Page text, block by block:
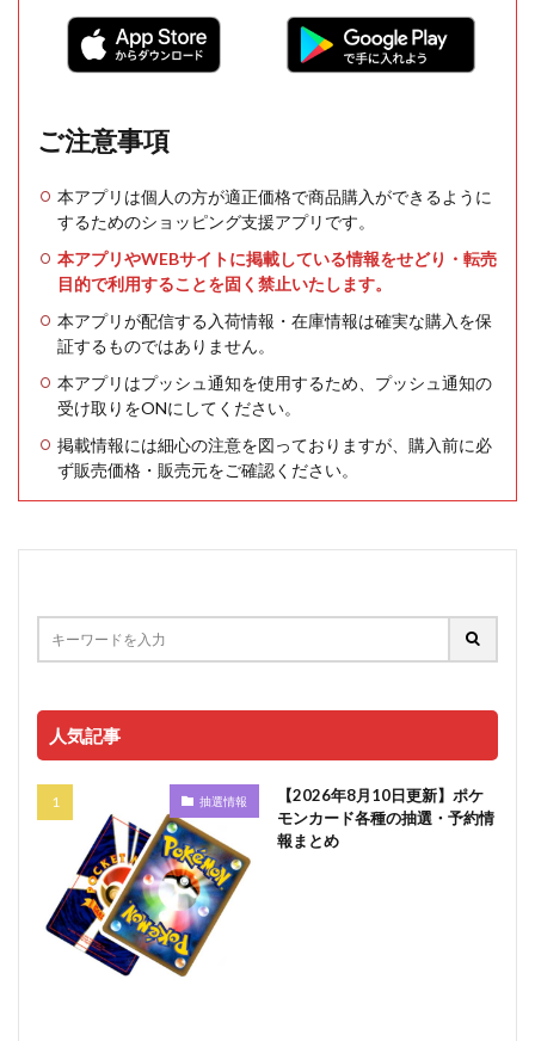
ご注意事項
本アプリは個人の方が適正価格で商品購入ができるように
するためのショッピング支援アプリです。
本アプリやWEBサイトに掲載している情報をせどり・転売
目的で利用することを固く禁止いたします。
本アプリが配信する入荷情報・在庫情報は確実な購入を保
証するものではありません。
本アプリはプッシュ通知を使用するため、プッシュ通知の
受け取りをONにしてください。
掲載情報には細心の注意を図っておりますが、購入前に必
ず販売価格・販売元をご確認ください。
人気記事
抽選情報
【2026年8月10日更新】ポケ
モンカード各種の抽選・予約情
報まとめ